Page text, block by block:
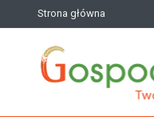
Strona główna